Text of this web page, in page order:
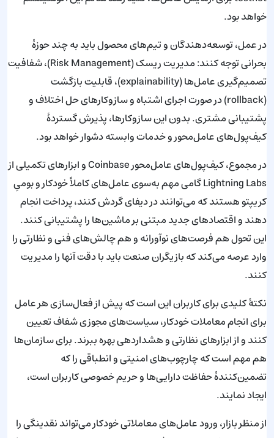
خواهد بود.
در عمل، توسعه‌دهندگان و تیم‌های محصول باید به چند حوزهٔ
بحرانی توجه کنند: مدیریت ریسک (Risk Management)، شفافیت
تصمیم‌گیری عامل‌ها (explainability)، قابلیت بازگشت
(rollback) در صورت اجرای اشتباه و سازوکارهای حل اختلاف و
پشتیبانی مشتری. بدون این سازوکارها، پذیرش گستردهٔ
کیف‌پول‌های عامل‌محور و خدمات وابسته دشوار خواهد بود.
در مجموع، کیف‌پول‌های عامل‌محور Coinbase و ابزارهای تکمیلی از
Lightning Labs گامی مهم به‌سوی عامل‌های کاملاً خودکار و بومیِ
کریپتو هستند که می‌توانند در دیفای گردش کنند، پرداخت انجام
دهند و اقتصادهای جدید مبتنی بر ماشین‌ها را پشتیبانی کنند.
این تحول هم فرصت‌های نوآورانه و هم چالش‌های فنی و نظارتی را
وارد عرصه می‌کند که بازیگران صنعت باید با دقت آنها را مدیریت
کنند.
نکتهٔ کلیدی برای کاربران این است که پیش از فعال‌سازی هر عامل
برای انجام معاملات خودکار، سیاست‌های مجوزی شفاف تعیین
کنند و از ابزارهای نظارتی و هشداردهی بهره ببرند. برای سازمان‌ها
هم مهم است که چارچوب‌های امنیتی و انطباقی را که
تضمین‌کنندهٔ حفاظت دارایی‌ها و حریم خصوصی کاربران است،
ایجاد نمایند.
از منظر بازار، ورود عامل‌های معاملاتی خودکار می‌تواند نقدینگی را